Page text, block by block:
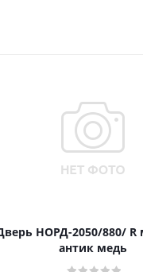
НОРД-2050/880/ R
антик медь